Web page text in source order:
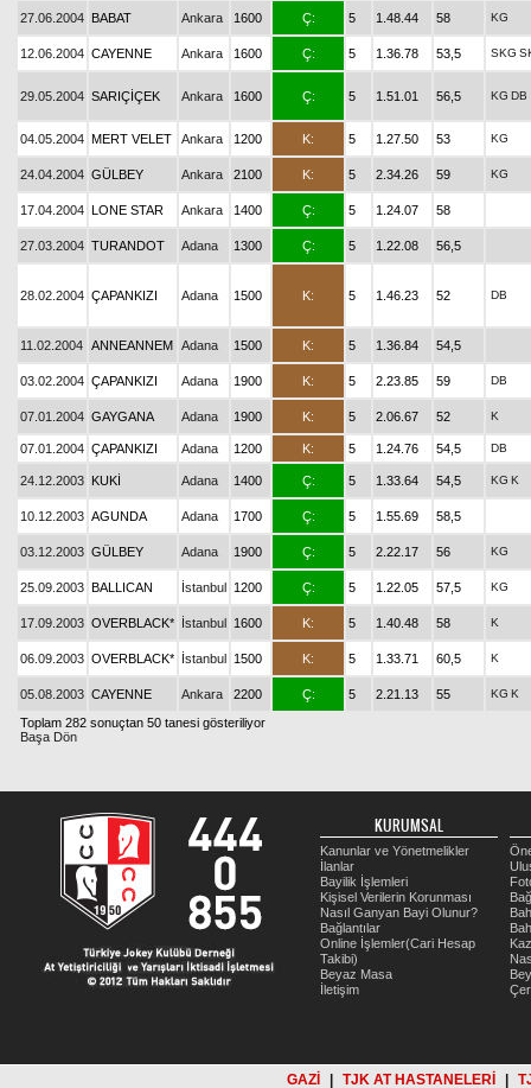
27.06.2004 BABAT Ankara 1600 Ç: 5 1.48.44 58 KG
12.06.2004 CAYENNE Ankara 1600 Ç: 5 1.36.78 53,5 SKG
29.05.2004 SARIÇİÇEK Ankara 1600 Ç: 5 1.51.01 56,5 KG DB
04.05.2004 MERT VELET Ankara 1200 K: 5 1.27.50 53 KG
24.04.2004 GÜLBEY Ankara 2100 K: 5 2.34.26 59 KG
17.04.2004 LONE STAR Ankara 1400 Ç: 5 1.24.07 58
27.03.2004 TURANDOT Adana 1300 Ç: 5 1.22.08 56,5
28.02.2004 ÇAPANKIZI Adana 1500 K: 5 1.46.23 52 DB
11.02.2004 ANNEANNEM Adana 1500 K: 5 1.36.84 54,5
03.02.2004 ÇAPANKIZI Adana 1900 K: 5 2.23.85 59 DB
07.01.2004 GAYGANA Adana 1900 K: 5 2.06.67 52 K
07.01.2004 ÇAPANKIZI Adana 1200 K: 5 1.24.76 54,5 DB
24.12.2003 KUKİ Adana 1400 Ç: 5 1.33.64 54,5 KG K
10.12.2003 AGUNDA Adana 1700 Ç: 5 1.55.69 58,5
03.12.2003 GÜLBEY Adana 1900 Ç: 5 2.22.17 56 KG
25.09.2003 BALLICAN İstanbul 1200 Ç: 5 1.22.05 57,5 KG
17.09.2003 OVERBLACK* İstanbul 1600 K: 5 1.40.48 58 K
06.09.2003 OVERBLACK* İstanbul 1500 K: 5 1.33.71 60,5 K
05.08.2003 CAYENNE Ankara 2200 Ç: 5 2.21.13 55 KG K
Toplam 282 sonuçtan 50 tanesi gösteriliyor
Başa Dön
KURUMSAL
Kanunlar ve Yönetmelikler
İlanlar
Bayilik İşlemleri
Kişisel Verilerin Korunması
Nasıl Ganyan Bayi Olunur?
Bağlantılar
Online İşlemler(Cari Hesap
Takibi)
Beyaz Masa
İletişim
GAZİ TJK AT HASTANELERİ